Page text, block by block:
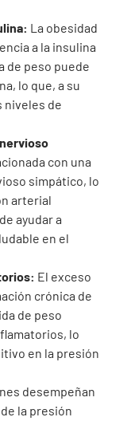
La obesidad
a la insulina
de peso puede
lo que, a su
niveles de
con una
simpático, lo
arterial
ayudar a
en el
El exceso
crónica de
de peso
lo
en la presión
desempeñan
la presión